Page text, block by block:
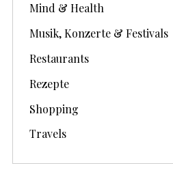
Mind & Health
Musik, Konzerte & Festivals
Restaurants
Rezepte
Shopping
Travels